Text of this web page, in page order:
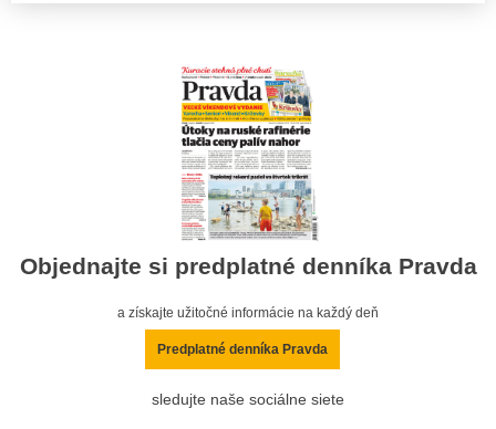
Objednajte si predplatné denníka Pravda
a získajte užitočné informácie na každý deň
Predplatné denníka Pravda
sledujte naše sociálne siete